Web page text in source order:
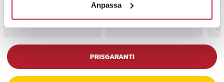
Anpassa
PRISGARANTI